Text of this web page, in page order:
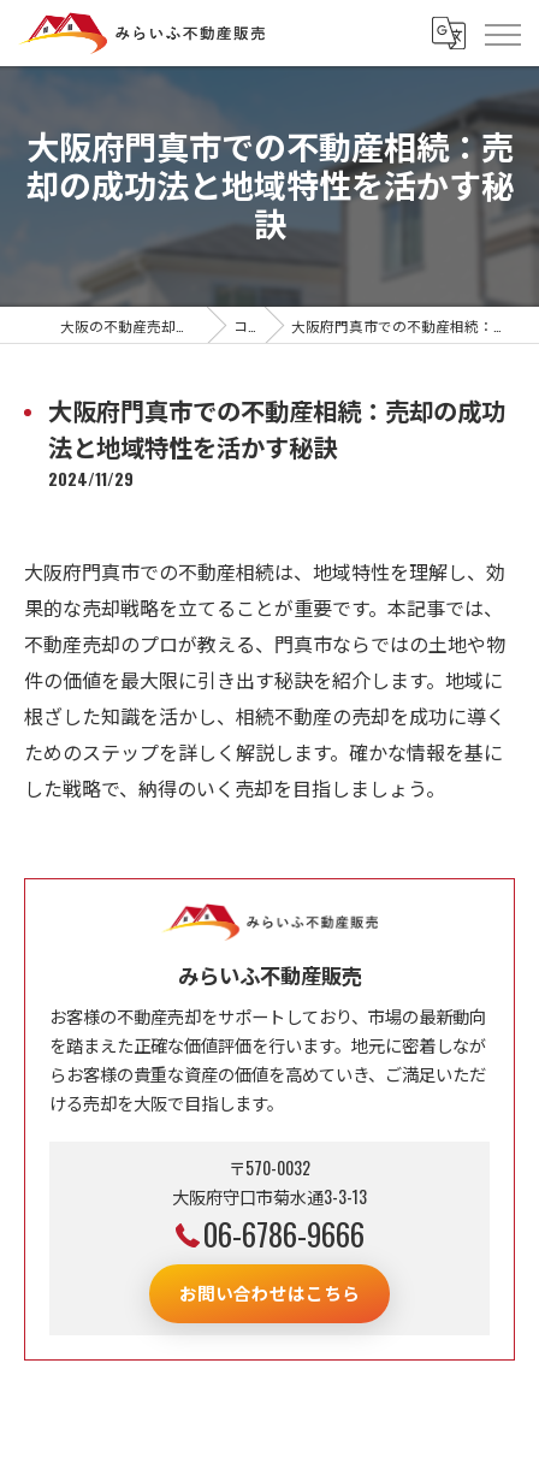
大阪府門真市での不動産相続：売
却の成功法と地域特性を活かす秘
訣
コラム 大阪府門真市での不動産相続：売却の成功法と地域特性を活かす秘訣
大阪府門真市での不動産相続：売却の成功
法と地域特性を活かす秘訣
2024/11/29
大阪府門真市での不動産相続は、地域特性を理解し、効
果的な売却戦略を立てることが重要です。本記事では、
不動産売却のプロが教える、門真市ならではの土地や物
件の価値を最大限に引き出す秘訣を紹介します。地域に
根ざした知識を活かし、相続不動産の売却を成功に導く
ためのステップを詳しく解説します。確かな情報を基に
した戦略で、納得のいく売却を目指しましょう。
みらいふ不動産販売
お客様の不動産売却をサポートしており、市場の最新動向
を踏まえた正確な価値評価を行います。地元に密着しなが
らお客様の貴重な資産の価値を高めていき、ご満足いただ
ける売却を大阪で目指します。
〒570-0032
大阪府守口市菊水通3-3-13
06-6786-9666
お問い合わせはこちら